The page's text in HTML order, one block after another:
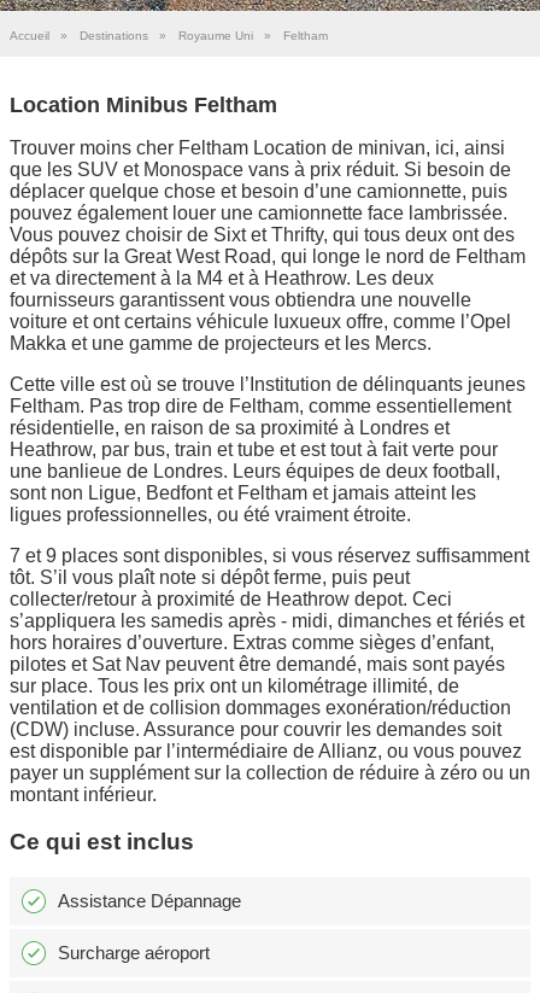
Accueil » Destinations » Royaume Uni » Feltham
Location Minibus Feltham
Trouver moins cher Feltham Location de minivan, ici, ainsi
que les SUV et Monospace vans à prix réduit. Si besoin de
déplacer quelque chose et besoin d’une camionnette, puis
pouvez également louer une camionnette face lambrissée.
Vous pouvez choisir de Sixt et Thrifty, qui tous deux ont des
dépôts sur la Great West Road, qui longe le nord de Feltham
et va directement à la M4 et à Heathrow. Les deux
fournisseurs garantissent vous obtiendra une nouvelle
voiture et ont certains véhicule luxueux offre, comme l’Opel
Makka et une gamme de projecteurs et les Mercs.
Cette ville est où se trouve l’Institution de délinquants jeunes
Feltham. Pas trop dire de Feltham, comme essentiellement
résidentielle, en raison de sa proximité à Londres et
Heathrow, par bus, train et tube et est tout à fait verte pour
une banlieue de Londres. Leurs équipes de deux football,
sont non Ligue, Bedfont et Feltham et jamais atteint les
ligues professionnelles, ou été vraiment étroite.
7 et 9 places sont disponibles, si vous réservez suffisamment
tôt. S’il vous plaît note si dépôt ferme, puis peut
collecter/retour à proximité de Heathrow depot. Ceci
s’appliquera les samedis après - midi, dimanches et fériés et
hors horaires d’ouverture. Extras comme sièges d’enfant,
pilotes et Sat Nav peuvent être demandé, mais sont payés
sur place. Tous les prix ont un kilométrage illimité, de
ventilation et de collision dommages exonération/réduction
(CDW) incluse. Assurance pour couvrir les demandes soit
est disponible par l’intermédiaire de Allianz, ou vous pouvez
payer un supplément sur la collection de réduire à zéro ou un
montant inférieur.
Ce qui est inclus
Assistance Dépannage
Surcharge aéroport